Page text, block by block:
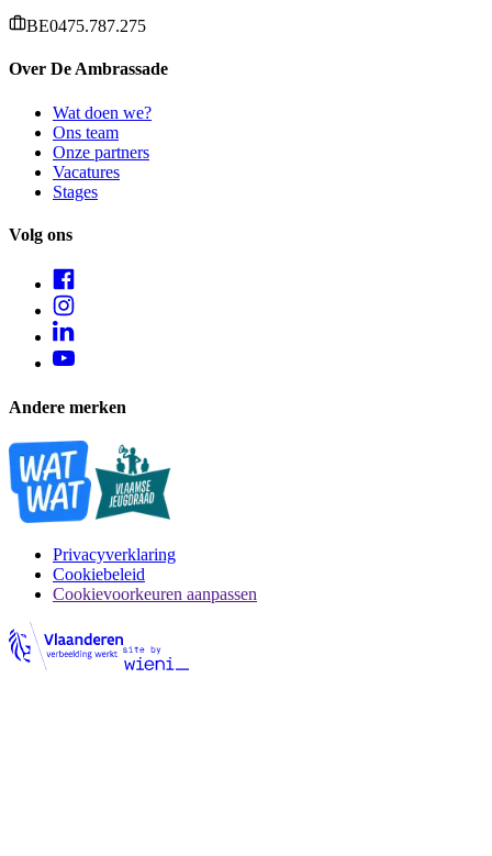
BE0475.787.275
Over De Ambrassade
Wat doen we?
Ons team
Onze partners
Vacatures
Stages
Volg ons
Andere merken
Privacyverklaring
Cookiebeleid
Cookievoorkeuren aanpassen